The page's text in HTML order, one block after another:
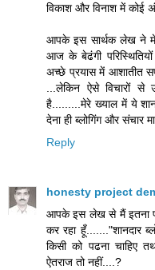
विकाश और विनाश में कोई
आपके इस सार्थक लेख ने मेरे
आज के बेढंगी
अच्छे प्रयास में आशातीत
...लेकिन ऐसे विचारों
है.........मेरे ख्याल में ये
देना ही ब्लोगिंग और संचार
Reply
honesty project
आपके इस लेख से मैं इतना
कर रहा हूँ......."शानदार
किसी को पढना चाहिए
ऐतराज तो नहीं....?